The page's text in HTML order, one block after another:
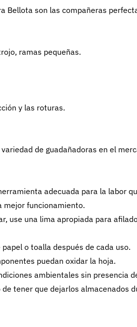
Bellota son las compañeras
ramas pequeñas.
y las roturas.
de guadañadoras en el
adecuada para la labor
mejor funcionamiento.
use una lima apropiada para
o toalla después de cada uso.
puedan oxidar la hoja.
ambientales sin presencia
tener que dejarlos almacenados